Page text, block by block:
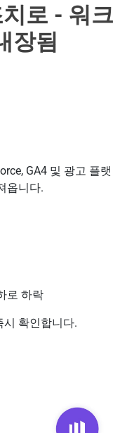
로 - 워크
장됨
GA4 및 광고 플랫
옵니다.
로 하락
시 확인합니다.